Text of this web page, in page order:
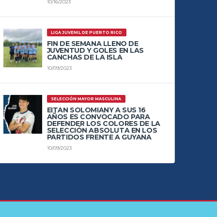
10/16/2023
LIGA JUVENIL DE PUERTO RICO
FIN DE SEMANA LLENO DE
JUVENTUD Y GOLES EN LAS
CANCHAS DE LA ISLA
10/09/2023
SELECCIÓN MAYOR MASCULINA
EITAN SOLOMIANY A SUS 16
AÑOS ES CONVOCADO PARA
DEFENDER LOS COLORES DE LA
SELECCIÓN ABSOLUTA EN LOS
PARTIDOS FRENTE A GUYANA
10/09/2023